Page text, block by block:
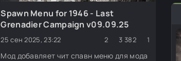
Spawn Menu for 1946 - Last
Grenadier Campaign v09.09.25
25 сен 2025, 23:22 2 3 382 1
Мод добавляет чит спавн меню для мода